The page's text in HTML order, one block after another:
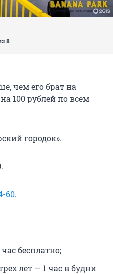
8
чем его брат на
100 рублей по всем
городок».
60.
бесплатно;
лет — 1 час в будни